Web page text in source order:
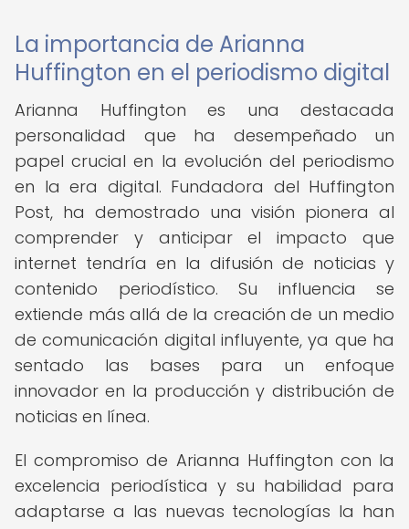
La importancia de Arianna
Huffington en el periodismo digital
Arianna Huffington es una destacada
personalidad que ha desempeñado un
papel crucial en la evolución del periodismo
en la era digital. Fundadora del Huffington
Post, ha demostrado una visión pionera al
comprender y anticipar el impacto que
internet tendría en la difusión de noticias y
contenido periodístico. Su influencia se
extiende más allá de la creación de un medio
de comunicación digital influyente, ya que ha
sentado las bases para un enfoque
innovador en la producción y distribución de
noticias en línea.
El compromiso de Arianna Huffington con la
excelencia periodística y su habilidad para
adaptarse a las nuevas tecnologías la han